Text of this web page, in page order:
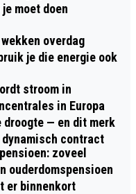
moet doen
overdag
je die energie ook
stroom in
in Europa
— en dit merk
contract
zoveel
ouderdomspensioen
er binnenkort